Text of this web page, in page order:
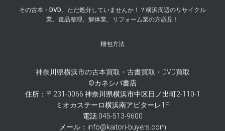
その古本・DVD、ただ処分していませんか！？横浜周辺のリサイクル
業、遺品整理、解体業、リフォーム業の方必見！
梱包方法
神奈川県横浜市の古本買取・古書買取・DVD買取
©カネシバ書店
住所：〒231-0066 神奈川県横浜市中区日ノ出町2-110-1
ミオカステーロ横浜南アビターレ1F
電話:045-513-9600
メール：info@kaitori-buyers.com